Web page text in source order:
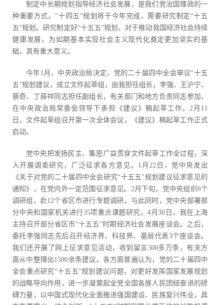
制定中长期规划指导经济社会发展，是我们党治国理政的一
种重要方式。“十四五”规划将于今年完成，需要研究制定“十五
五”规划。研究制定好“十五五”规划，对于推动我国经济社会持续
健康发展，为如期基本实现社会主义现代化奠定更加坚实的基
础，具有重大意义。
今年1月，中央政治局决定，党的二十届四中全会审议“十五
五”规划建议，成立文件起草组，由我担任组长，李强、王沪宁、
蔡奇、丁薛祥同志担任副组长，有关部门和地方负责同志参加，
在中央政治局常委会领导下承担《建议》稿起草工作。2月11
日，文件起草组召开第一次全体会议，《建议》稿起草工作正式
启动。
党中央把发扬民主、集思广益贯穿文件起草工作全过程，深
入开展调查研究，广泛征求各方意见。1月22日，党中央发出
《关于对党的二十届四中全会研究“十五五”规划建议征求意见的
通知》，在党内外一定范围征求意见。2月下旬，党中央组织6个
调研组，赴12个省区市进行专题调研。与此同时，党中央部署部
分中央和国家机关进行35项重点课题研究。4月30日，我在上海
主持召开部分省区市“十五五”时期经济社会发展座谈会。之后，
委托李强同志先后召开经济界、科技界、基层代表3个座谈会。
我们还开展了网上征求意见活动，收到留言300多万条，有关方
面从中整理出1500余条建议。各方面普遍认为，党的二十届四中
全会重点研究“十五五”规划建议问题，对更好发挥国家发展规划
的战略导向作用，进一步凝聚起全党全国各族人民团结奋进的磅
礴力量，以中国式现代化全面推进强国建设、民族复兴伟业，具